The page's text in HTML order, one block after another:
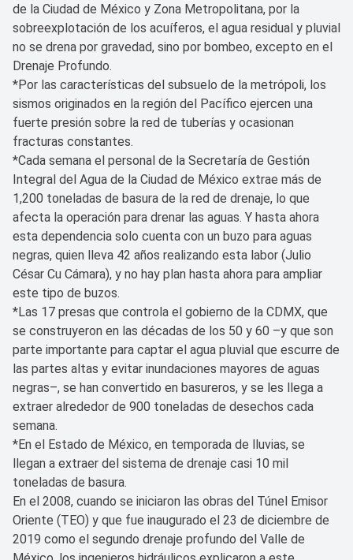
de la Ciudad de México y Zona Metropolitana, por la
sobreexplotación de los acuíferos, el agua residual y pluvial
no se drena por gravedad, sino por bombeo, excepto en el
Drenaje Profundo.
*Por las características del subsuelo de la metrópoli, los
sismos originados en la región del Pacífico ejercen una
fuerte presión sobre la red de tuberías y ocasionan
fracturas constantes.
*Cada semana el personal de la Secretaría de Gestión
Integral del Agua de la Ciudad de México extrae más de
1,200 toneladas de basura de la red de drenaje, lo que
afecta la operación para drenar las aguas. Y hasta ahora
esta dependencia solo cuenta con un buzo para aguas
negras, quien lleva 42 años realizando esta labor (Julio
César Cu Cámara), y no hay plan hasta ahora para ampliar
este tipo de buzos.
*Las 17 presas que controla el gobierno de la CDMX, que
se construyeron en las décadas de los 50 y 60 –y que son
parte importante para captar el agua pluvial que escurre de
las partes altas y evitar inundaciones mayores de aguas
negras–, se han convertido en basureros, y se les llega a
extraer alrededor de 900 toneladas de desechos cada
semana.
*En el Estado de México, en temporada de lluvias, se
llegan a extraer del sistema de drenaje casi 10 mil
toneladas de basura.
En el 2008, cuando se iniciaron las obras del Túnel Emisor
Oriente (TEO) y que fue inaugurado el 23 de diciembre de
2019 como el segundo drenaje profundo del Valle de